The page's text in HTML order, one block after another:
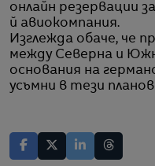
онлайн резервации
й авиокомпания.
Изглежда обаче, че
между Северна и
основания на
усъмни в тези